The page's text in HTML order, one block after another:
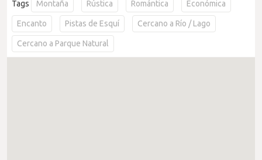
Tags Montaña Rústica Romántica Económica
Encanto Pistas de Esquí Cercano a Río / Lago
Cercano a Parque Natural